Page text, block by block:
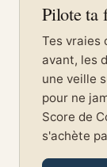
Pilote ta
Tes vraies
avant, les
une veille
pour ne
Score de
s'achète